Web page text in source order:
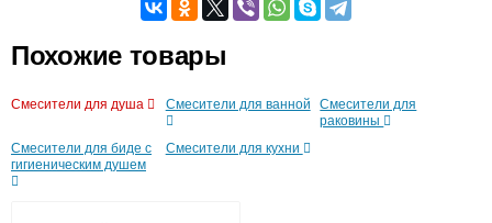
Доставка сантехники по Москве и Московской области
Возможные способы оплаты:
Банковской картой на сайте в режиме реального
времени
Похожие товары
Смесители для душа Смесители для ванной
Смесители для
раковины
Смесители для биде с
гигиеническим душем
Смесители для кухни